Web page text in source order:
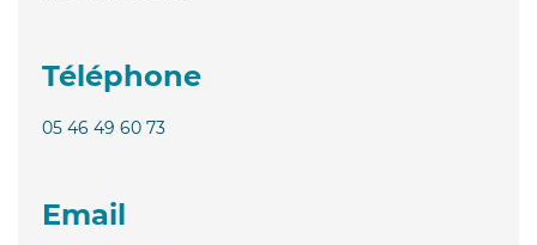
Téléphone
05 46 49 60 73
Email